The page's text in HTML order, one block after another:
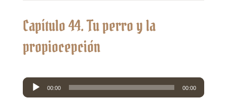
Capítulo 44. Tu perro y la
propiocepción
Reproductor
de
00:00 00:00